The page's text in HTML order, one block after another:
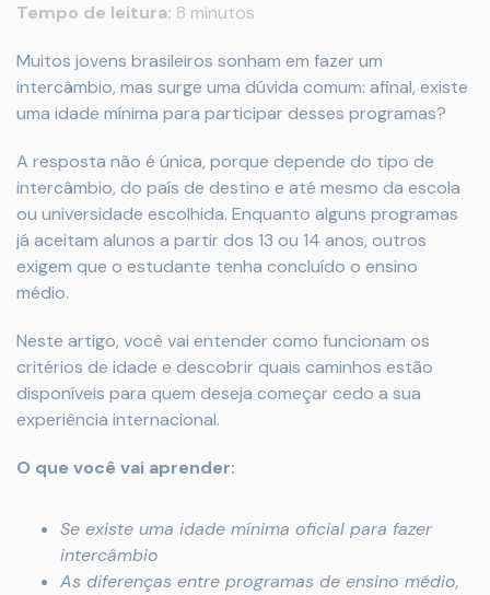
Tempo de leitura: 8 minutos
Muitos jovens brasileiros sonham em fazer um
intercâmbio, mas surge uma dúvida comum: afinal, existe
uma idade mínima para participar desses programas?
A resposta não é única, porque depende do tipo de
intercâmbio, do país de destino e até mesmo da escola
ou universidade escolhida. Enquanto alguns programas
já aceitam alunos a partir dos 13 ou 14 anos, outros
exigem que o estudante tenha concluído o ensino
médio.
Neste artigo, você vai entender como funcionam os
critérios de idade e descobrir quais caminhos estão
disponíveis para quem deseja começar cedo a sua
experiência internacional.
O que você vai aprender:
Se existe uma idade mínima oficial para fazer
intercâmbio
As diferenças entre programas de ensino médio,